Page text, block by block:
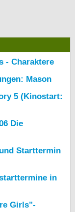
- Charaktere
Mason
5 (Kinostart:
Die
Starttermin
in
Girls"-